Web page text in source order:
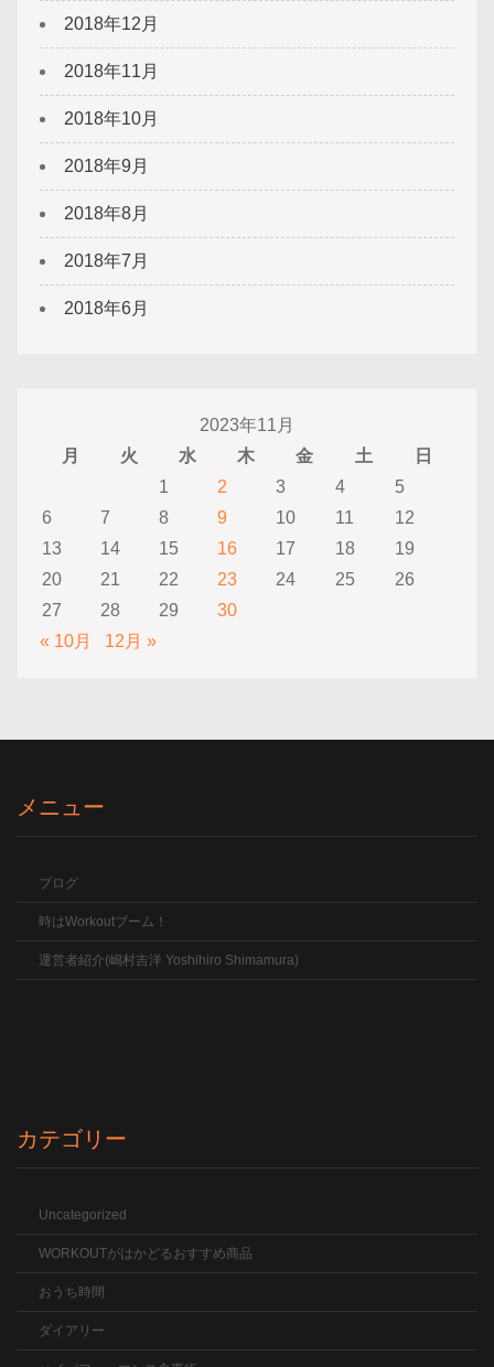
2018年12月
2018年11月
2018年10月
2018年9月
2018年8月
2018年7月
2018年6月
2023年11月
月
火 水 木 金 土
日
1
2 3 4
5
6
7 8 9 10 11
12
13
14 15 16 17 18
19
20
21 22 23 24 25
26
27
28 29
30
« 10月
12月 »
メニュー
ブログ
時はWorkoutブーム！
運営者紹介(嶋村吉洋 Yoshihiro Shimamura)
カテゴリー
Uncategorized
WORKOUTがはかどるおすすめ商品
おうち時間
ダイアリー